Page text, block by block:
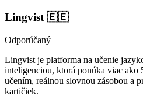
Lingvist 🇪🇪
Odporúčaný
Lingvist je platforma na učenie
inteligenciou, ktorá ponúka viac ako
učením, reálnou slovnou zásobou a
kartičiek.